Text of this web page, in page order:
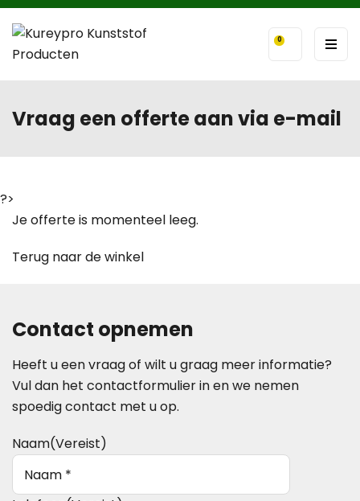
0
Vraag een offerte aan via e-mail
?>
Je offerte is momenteel leeg.
Terug naar de winkel
Contact opnemen
Heeft u een vraag of wilt u graag meer informatie?
Vul dan het contactformulier in en we nemen
spoedig contact met u op.
Naam(Vereist)